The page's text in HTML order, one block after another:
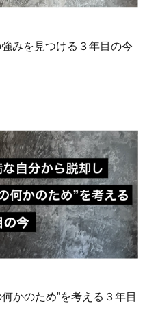
みを見つける３年目の今
かのため"を考える３年目